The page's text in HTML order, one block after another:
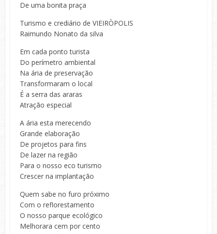
De uma bonita praça
Turismo e crediário de VIEIRÒPOLIS
Raimundo Nonato da silva
Em cada ponto turista
Do perímetro ambiental
Na ária de preservação
Transformaram o local
É a serra das araras
Atração especial
A ária esta merecendo
Grande elaboração
De projetos para fins
De lazer na região
Para o nosso eco turismo
Crescer na implantação
Quem sabe no furo próximo
Com o reflorestamento
O nosso parque ecológico
Melhorara cem por cento